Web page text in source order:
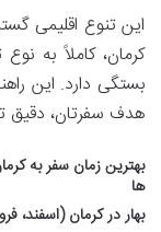
این تنوع اقلیمی
کرمان، کاملاً به
بستگی دارد. این
هدف سفرتان، دقیق
بهترین زمان سفر به
ها
بهار در کرمان (اسفند،